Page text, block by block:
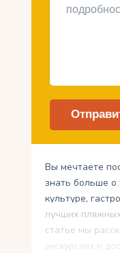
Вы мечтаете
знать больше о
культуре,
лучших
статье мы
экскурсиях и